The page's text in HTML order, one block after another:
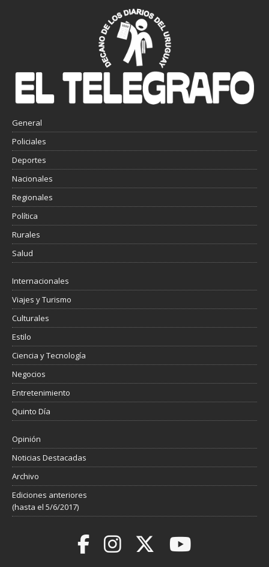
General
Policiales
Deportes
Nacionales
Regionales
Política
Rurales
Salud
Internacionales
Viajes y Turismo
Culturales
Estilo
Ciencia y Tecnología
Negocios
Entretenimiento
Quinto Día
Opinión
Noticias Destacadas
Archivo
Ediciones anteriores
(hasta el 5/6/2017)